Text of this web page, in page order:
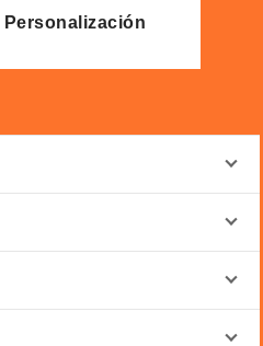
Personalización